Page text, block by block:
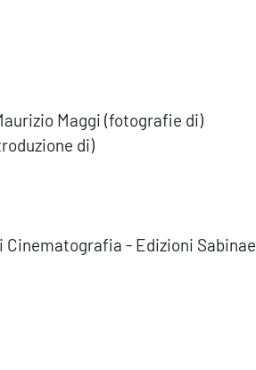
Maggi (fotografie di)
di)
Cinematografia - Edizioni Sabinae